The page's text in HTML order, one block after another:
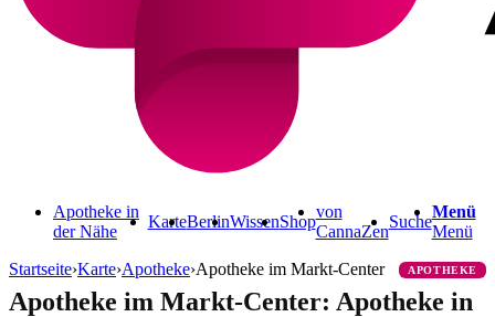
Apotheke in
der Nähe
KarteBerlinWissenShop
von
CannaZen
Suche
Menü
Menü
Startseite›Karte›Apotheke›Apotheke im Markt-Center APOTHEKE
Apotheke im Markt-Center: Apotheke in